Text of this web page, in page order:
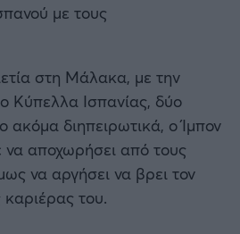
με τους
στη Μάλακα, με την
Κύπελλα Ισπανίας, δύο
ακόμα διηπειρωτικά, ο Ίμπον
αποχωρήσει από τους
να αργήσει να βρει τον
του.